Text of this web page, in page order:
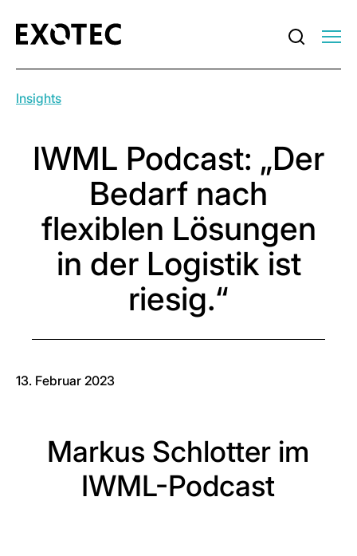
Insights
IWML Podcast: „Der
Bedarf nach
flexiblen Lösungen
in der Logistik ist
riesig.“
13. Februar 2023
Markus Schlotter im
IWML-Podcast